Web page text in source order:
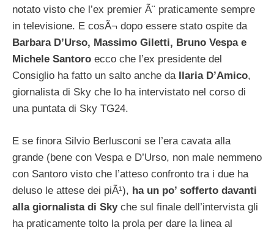
notato visto che l’ex premier Ã¨ praticamente sempre
in televisione. E cosÃ¬ dopo essere stato ospite da
Barbara D’Urso, Massimo Giletti, Bruno Vespa e
Michele Santoro ecco che l’ex presidente del
Consiglio ha fatto un salto anche da
Ilaria D’Amico,
giornalista di Sky che lo ha intervistato nel corso di
una puntata di Sky TG24.
E se finora Silvio Berlusconi se l’era cavata alla
grande (bene con Vespa e D’Urso, non male nemmeno
con Santoro visto che l’atteso confronto tra i due ha
deluso le attese dei piÃ¹), ha un po’ sofferto davanti
alla giornalista di Skyche sul finale dell’intervista gli
ha praticamente tolto la prola per dare la linea al